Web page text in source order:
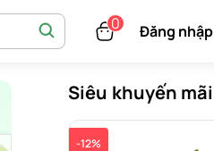
Đăng nhập
Siêu khuyến mãi
-12%